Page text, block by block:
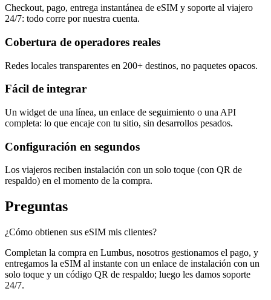
Checkout, pago, entrega instantánea de eSIM y soporte al viajero
24/7: todo corre por nuestra cuenta.
Cobertura de operadores reales
Redes locales transparentes en 200+ destinos, no paquetes opacos.
Fácil de integrar
Un widget de una línea, un enlace de seguimiento o una API
completa: lo que encaje con tu sitio, sin desarrollos pesados.
Configuración en segundos
Los viajeros reciben instalación con un solo toque (con QR de
respaldo) en el momento de la compra.
Preguntas
¿Cómo obtienen sus eSIM mis clientes?
Completan la compra en Lumbus, nosotros gestionamos el pago, y
entregamos la eSIM al instante con un enlace de instalación con un
solo toque y un código QR de respaldo; luego les damos soporte
24/7.